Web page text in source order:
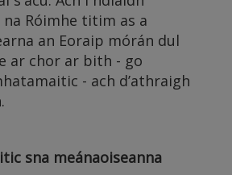
Róimhe titim as a
an Eoraip mórán dul
ar chor ar bith - go
- ach d’athraigh
sna meánaoiseanna